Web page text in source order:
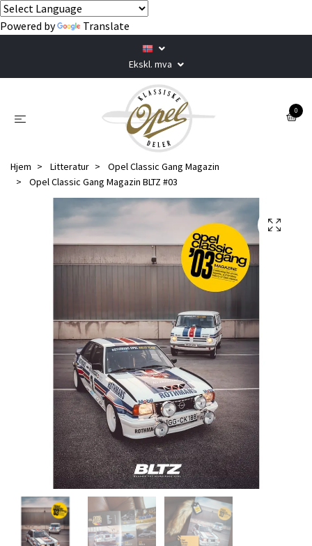
Powered by Translate
Ekskl. mva
0
Hjem Litteratur
Opel Classic Gang Magazin
Opel Classic Gang Magazin BLTZ #03